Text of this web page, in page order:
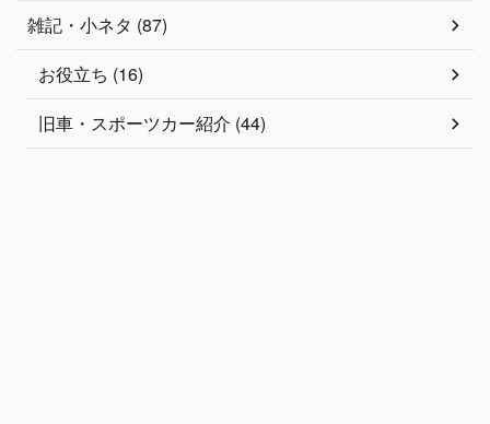
雑記・小ネタ (87)
お役立ち (16)
旧車・スポーツカー紹介 (44)